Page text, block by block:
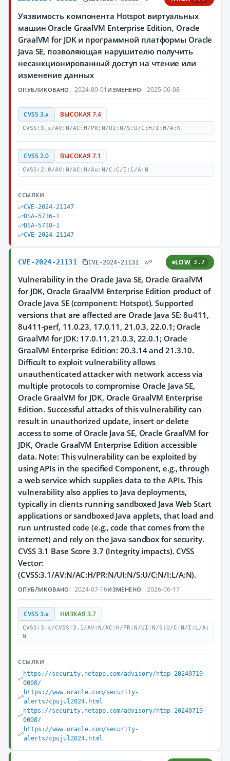
Уязвимость компонента Hotspot виртуальных
машин Oracle GraalVM Enterprise Edition, Oracle
GraalVM for JDK и программной платформы Oracle
Java SE, позволяющая нарушителю получить
несанкционированный доступ на чтение или
изменение данных
ОПУБЛИКОВАНО: 2024-09-01 ИЗМЕНЕНО: 2025-06-08
CVSS 3.x ВЫСОКАЯ 7.4
CVSS:3.x/AV:N/AC:H/PR:N/UI:N/S:U/C:H/I:H/A:N
CVSS 2.0 ВЫСОКАЯ 7.1
CVSS:2.0/AV:N/AC:H/Au:N/C:C/I:C/A:N
ССЫЛКИ
CVE-2024-21147
DSA-5736-1
DSA-5738-1
CVE-2024-21147
CVE-2024-21131 CVE-2024-21131 LOW 3.7
Vulnerability in the Oracle Java SE, Oracle GraalVM
for JDK, Oracle GraalVM Enterprise Edition product of
Oracle Java SE (component: Hotspot). Supported
versions that are affected are Oracle Java SE: 8u411,
8u411-perf, 11.0.23, 17.0.11, 21.0.3, 22.0.1; Oracle
GraalVM for JDK: 17.0.11, 21.0.3, 22.0.1; Oracle
GraalVM Enterprise Edition: 20.3.14 and 21.3.10.
Difficult to exploit vulnerability allows
unauthenticated attacker with network access via
multiple protocols to compromise Oracle Java SE,
Oracle GraalVM for JDK, Oracle GraalVM Enterprise
Edition. Successful attacks of this vulnerability can
result in unauthorized update, insert or delete
access to some of Oracle Java SE, Oracle GraalVM for
JDK, Oracle GraalVM Enterprise Edition accessible
data. Note: This vulnerability can be exploited by
using APIs in the specified Component, e.g., through
a web service which supplies data to the APIs. This
vulnerability also applies to Java deployments,
typically in clients running sandboxed Java Web Start
applications or sandboxed Java applets, that load and
run untrusted code (e.g., code that comes from the
internet) and rely on the Java sandbox for security.
CVSS 3.1 Base Score 3.7 (Integrity impacts). CVSS
Vector:
(CVSS:3.1/AV:N/AC:H/PR:N/UI:N/S:U/C:N/I:L/A:N).
ОПУБЛИКОВАНО: 2024-07-16ИЗМЕНЕНО: 2026-06-17
CVSS 3.x НИЗКАЯ 3.7
CVSS:3.x/CVSS:3.1/AV:N/AC:H/PR:N/UI:N/S:U/C:N/I:L/A:
N
ССЫЛКИ
https://security.netapp.com/advisory/ntap-20240719-
0008/
https://www.oracle.com/security-
alerts/cpujul2024.html
https://security.netapp.com/advisory/ntap-20240719-
0008/
https://www.oracle.com/security-
alerts/cpujul2024.html